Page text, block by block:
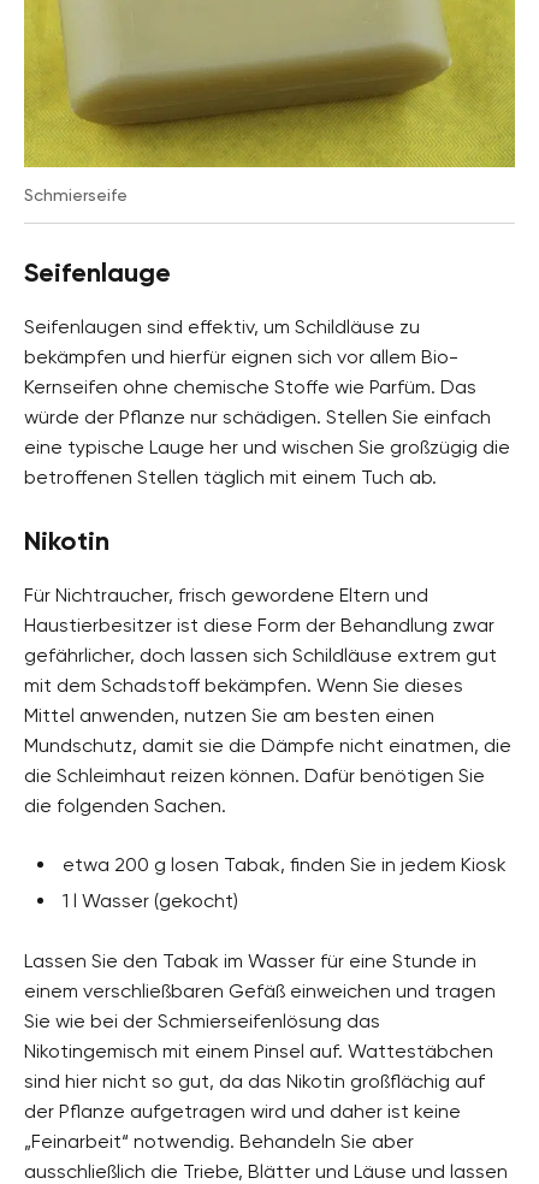
Schmierseife
Seifenlauge
Seifenlaugen sind effektiv, um Schildläuse zu
bekämpfen und hierfür eignen sich vor allem Bio-
Kernseifen ohne chemische Stoffe wie Parfüm. Das
würde der Pflanze nur schädigen. Stellen Sie einfach
eine typische Lauge her und wischen Sie großzügig die
betroffenen Stellen täglich mit einem Tuch ab.
Nikotin
Für Nichtraucher, frisch gewordene Eltern und
Haustierbesitzer ist diese Form der Behandlung zwar
gefährlicher, doch lassen sich Schildläuse extrem gut
mit dem Schadstoff bekämpfen. Wenn Sie dieses
Mittel anwenden, nutzen Sie am besten einen
Mundschutz, damit sie die Dämpfe nicht einatmen, die
die Schleimhaut reizen können. Dafür benötigen Sie
die folgenden Sachen.
etwa 200 g losen Tabak, finden Sie in jedem Kiosk
1 l Wasser (gekocht)
Lassen Sie den Tabak im Wasser für eine Stunde in
einem verschließbaren Gefäß einweichen und tragen
Sie wie bei der Schmierseifenlösung das
Nikotingemisch mit einem Pinsel auf. Wattestäbchen
sind hier nicht so gut, da das Nikotin großflächig auf
der Pflanze aufgetragen wird und daher ist keine
„Feinarbeit“ notwendig. Behandeln Sie aber
ausschließlich die Triebe, Blätter und Läuse und lassen